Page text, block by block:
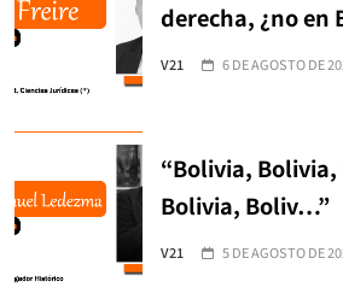
derecha, ¿no en
V21 6 DE AGOSTO DE
“Bolivia,
Bolivia, Boliv…”
V21 5 DE AGOSTO DE